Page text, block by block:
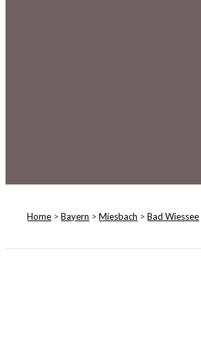
Home >Bayern >Miesbach >Bad Wiessee